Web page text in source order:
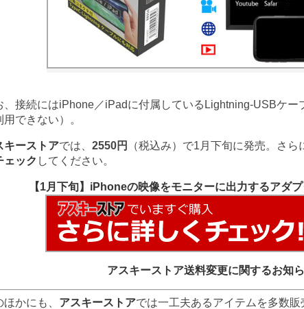
接続にはiPhone／iPadに付属しているLightning-USBケー
用できない）。
キーストアでは、 2550円 （税込み）で1月下旬に発売。さら
ェック してください。
【1月下旬】iPhoneの映像をモニターに出力するアダプ
アスキーストア送料変更に関するお知
かにも、 アスキーストアでは一工夫あるアイテムを多数販